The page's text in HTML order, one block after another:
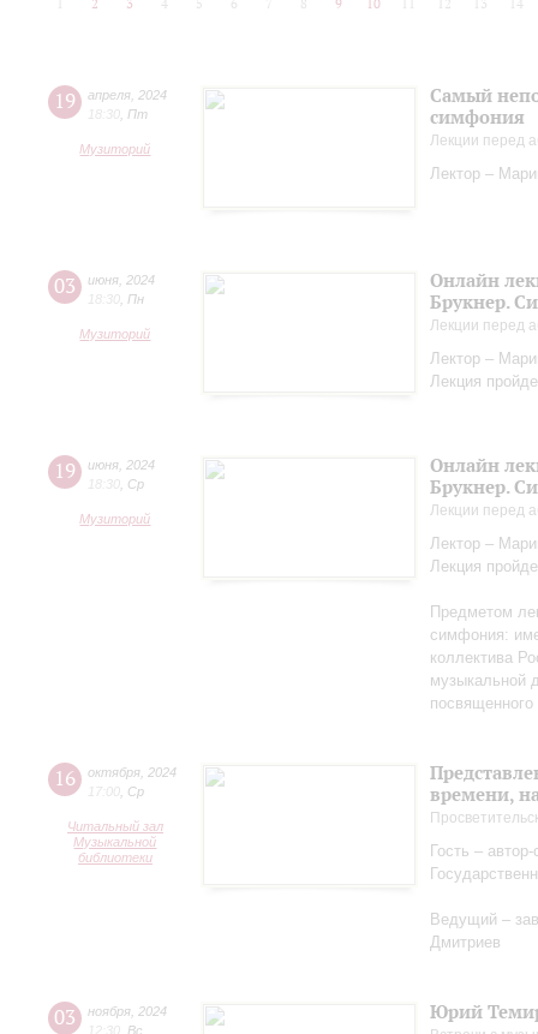
2 3 4 5 6 7 8 9 10 12 13 14
19 апреля 2024
18:30 Пт
Музиторий
Самый
симфония
Лекции перед
Лектор –
03 июня 2024
18:30 Пн
Музиторий
Онлайн
Брукнер.
Лекции перед
Лектор –
Лекция
19 июня 2024
18:30 Ср
Музиторий
Онлайн
Брукнер.
Лекции перед
Лектор –
Лекция
Предметом
симфония:
коллектива
музыкальной
16 октября 2024
17:00 Ср
Читальный зал
Музыкальной
библиотеки
времени,
Гость –
Ведущий –
Дмитриев
03 ноября 2024
12:30 Вс
Юрий